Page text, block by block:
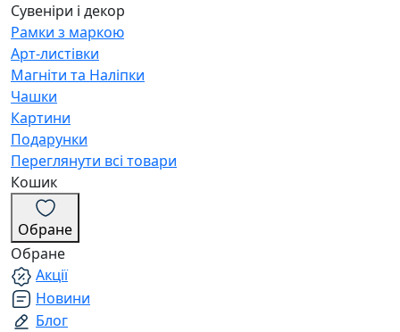
Сувеніри і декор
Рамки з маркою
Арт-листівки
Магніти та Наліпки
Чашки
Картини
Подарунки
Переглянути всі товари
Кошик
Обране
Обране
Акції
Новини
Блог